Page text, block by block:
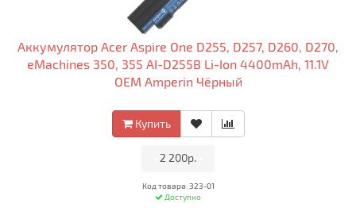
Аккумулятор Acer Aspire One D255, D257, D260, D270,
eMachines 350, 355 AI-D255B Li-Ion 4400mAh, 11.1V
OEM Amperin Чёрный
Купить
2 200р.
Код товара: 323-01
Доступно